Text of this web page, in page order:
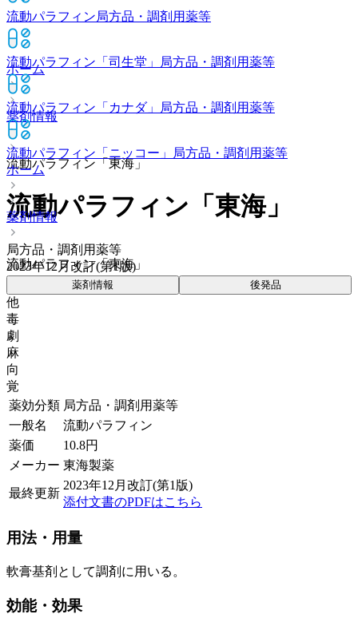
流動パラフィン局方品・調剤用薬等
流動パラフィン「司生堂」 局方品・調剤用薬等
流動パラフィン「カナダ」 局方品・調剤用薬等
流動パラフィン「ニッコー」
局方品・調剤用薬等
ホーム
薬剤情報
流動パラフィン「東海」
ホーム
薬剤情報
流動パラフィン「東海」
流動パラフィン「東海」
局方品・調剤用薬等
2023年12月改訂(第1版)
薬剤情報 後発品
他
毒
劇
麻
向
覚
薬効分類 局方品・調剤用薬等
一般名
流動パラフィン
薬価
10.8円
メーカー 東海製薬
最終更新
2023年12月改訂(第1版)
添付文書のPDFはこちら
用法・用量
軟膏基剤として調剤に用いる。
効能・効果